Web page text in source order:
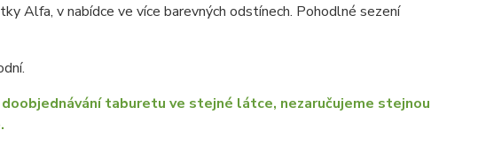
Alfa, v nabídce ve více barevných odstínech. Pohodlné sezení
taburetu ve stejné látce, nezaručujeme stejnou